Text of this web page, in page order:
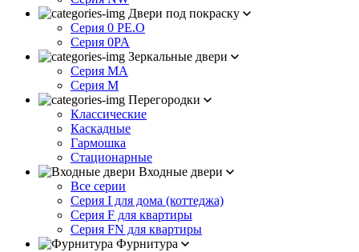
Двери под покраску
Серия 0 PE.O
Серия 0PA
Зеркальные двери
Серия MA
Серия M
Перегородки
Классические
Каскадные
Гармошка
Стационарные
Входные двери
Все серии
Серия I для дома (коттеджа)
Серия F для квартиры
Серия FN для квартиры
Фурнитура